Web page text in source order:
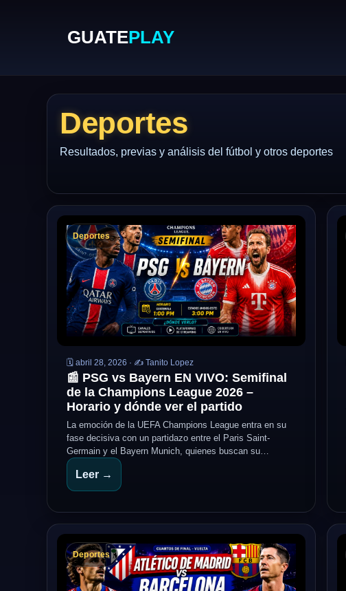
GUATEPLAY
Deportes
Resultados, previas y análisis del fútbol y otros deportes
Deportes
🗓️ abril 28, 2026 · ✍️ Tanito Lopez
📰 PSG vs Bayern EN VIVO: Semifinal
de la Champions League 2026 –
Horario y dónde ver el partido
La emoción de la UEFA Champions League entra en su
fase decisiva con un partidazo entre el Paris Saint-
Germain y el Bayern Munich, quienes buscan su…
Leer →
Deportes